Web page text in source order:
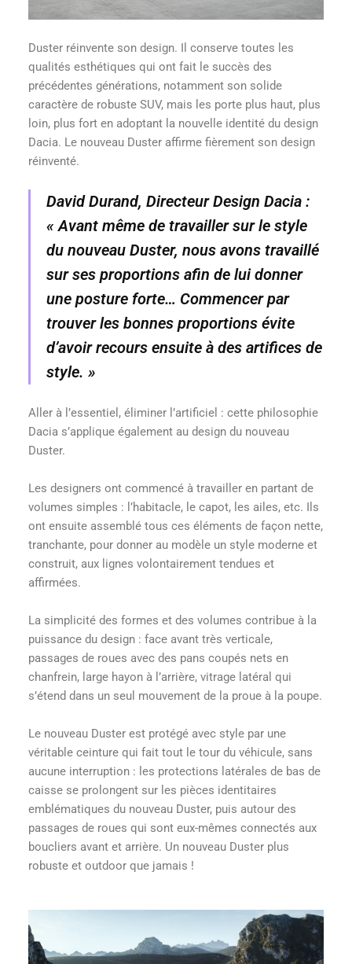
Duster réinvente son design. Il conserve toutes les
qualités esthétiques qui ont fait le succès des
précédentes générations, notamment son solide
caractère de robuste SUV, mais les porte plus haut, plus
loin, plus fort en adoptant la nouvelle identité du design
Dacia. Le nouveau Duster affirme fièrement son design
réinventé.
David Durand, Directeur Design Dacia :
« Avant même de travailler sur le style
du nouveau Duster, nous avons travaillé
sur ses proportions afin de lui donner
une posture forte… Commencer par
trouver les bonnes proportions évite
d’avoir recours ensuite à des artifices de
style. »
Aller à l’essentiel, éliminer l’artificiel : cette philosophie
Dacia s’applique également au design du nouveau
Duster.
Les designers ont commencé à travailler en partant de
volumes simples : l’habitacle, le capot, les ailes, etc. Ils
ont ensuite assemblé tous ces éléments de façon nette,
tranchante, pour donner au modèle un style moderne et
construit, aux lignes volontairement tendues et
affirmées.
La simplicité des formes et des volumes contribue à la
puissance du design : face avant très verticale,
passages de roues avec des pans coupés nets en
chanfrein, large hayon à l’arrière, vitrage latéral qui
s’étend dans un seul mouvement de la proue à la poupe.
Le nouveau Duster est protégé avec style par une
véritable ceinture qui fait tout le tour du véhicule, sans
aucune interruption : les protections latérales de bas de
caisse se prolongent sur les pièces identitaires
emblématiques du nouveau Duster, puis autour des
passages de roues qui sont eux-mêmes connectés aux
boucliers avant et arrière. Un nouveau Duster plus
robuste et outdoor que jamais !